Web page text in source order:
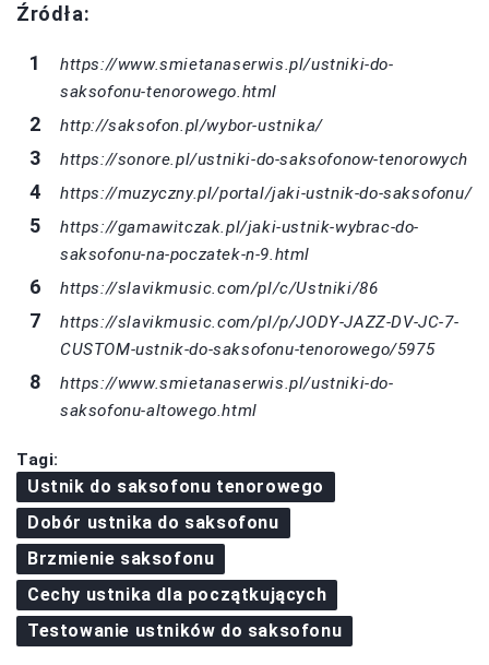
Źródła:
https://www.smietanaserwis.pl/ustniki-do-
saksofonu-tenorowego.html
http://saksofon.pl/wybor-ustnika/
https://sonore.pl/ustniki-do-saksofonow-tenorowych
https://muzyczny.pl/portal/jaki-ustnik-do-saksofonu/
https://gamawitczak.pl/jaki-ustnik-wybrac-do-
saksofonu-na-poczatek-n-9.html
https://slavikmusic.com/pl/c/Ustniki/86
https://slavikmusic.com/pl/p/JODY-JAZZ-DV-JC-7-
CUSTOM-ustnik-do-saksofonu-tenorowego/5975
https://www.smietanaserwis.pl/ustniki-do-
saksofonu-altowego.html
Tagi:
Ustnik do saksofonu tenorowego
Dobór ustnika do saksofonu
Brzmienie saksofonu
Cechy ustnika dla początkujących
Testowanie ustników do saksofonu